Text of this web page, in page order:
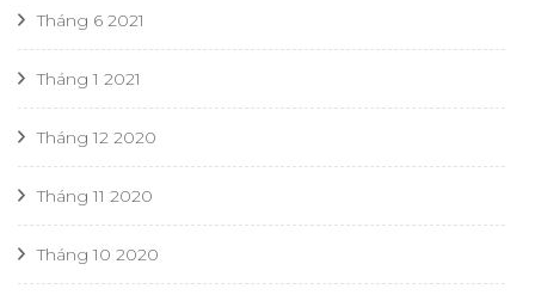
Tháng 6 2021
Tháng 1 2021
Tháng 12 2020
Tháng 11 2020
Tháng 10 2020